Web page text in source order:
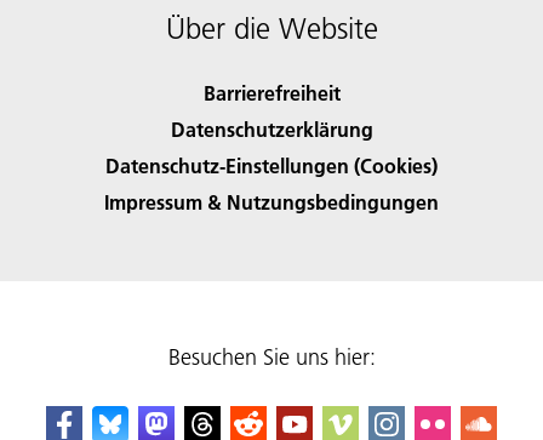
Über die Website
Barrierefreiheit
Datenschutzerklärung
Datenschutz-Einstellungen (Cookies)
Impressum & Nutzungsbedingungen
Besuchen Sie uns hier: